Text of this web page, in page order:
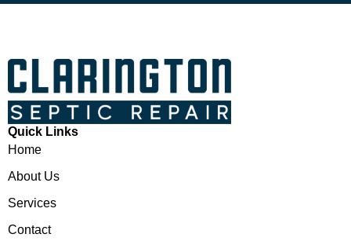
Quick Links
Home
About Us
Services
Contact